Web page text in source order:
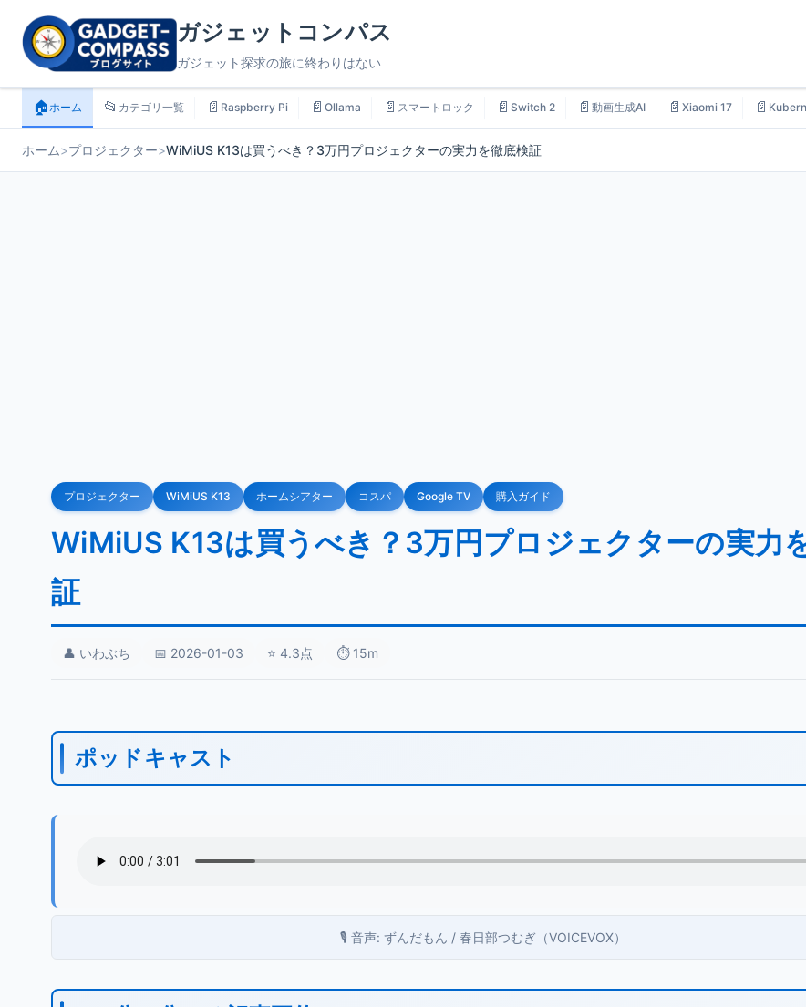
ガジェットコンパス
ガジェット探求の旅に終わりはない
🏠ホーム 📂 カテゴリ一覧 📄 Raspberry Pi 📄 Ollama 📄 スマートロック 📄 Switch 2 📄 動画生成AI 📄 Xiaomi 17 📄
ホーム>プロジェクター>WiMiUS K13は買うべき？3万円プロジェクターの実力を徹底検証
プロジェクター WiMiUS K13 ホームシアター コスパ Google TV 購入ガイド
WiMiUS K13は買うべき？3万円プロジェクターの実力
証
👤 いわぶち 📅 2026-01-03 ⭐ 4.3点 ⏱️ 15m
ポッドキャスト
🎙️ 音声: ずんだもん / 春日部つむぎ（VOICEVOX）